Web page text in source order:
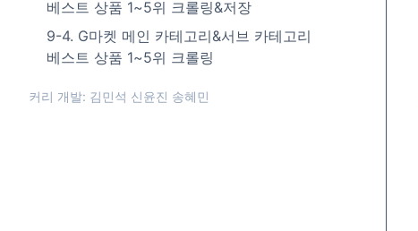
베스트 상품 1~5위 크롤링&저장
9-4. G마켓 메인 카테고리&서브 카테고리
베스트 상품 1~5위 크롤링
커리 개발: 김민석 신윤진 송혜민